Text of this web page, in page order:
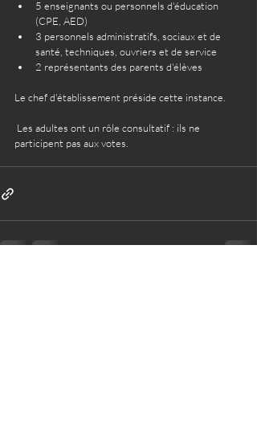
5 enseignants ou personnels d'éducation
(CPE, AED)
3 personnels administratifs, sociaux et de
santé, techniques, ouvriers et de service
2 représentants des parents d'élèves
Le chef d'établissement préside cette instance.
participent pas aux votes.